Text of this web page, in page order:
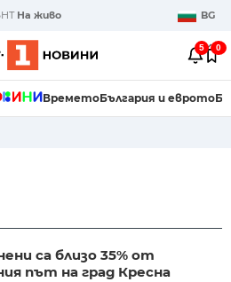
На живо BG
5 0
ВреметоБългария и еврото
са близо 35% от
път на град Кресна